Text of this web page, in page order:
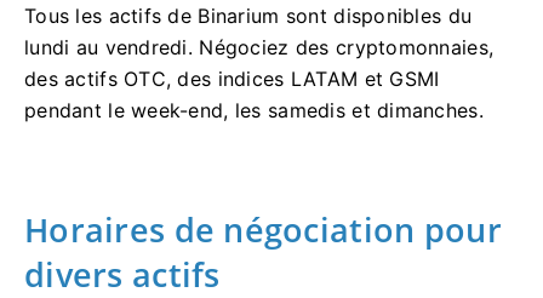
Tous les actifs de Binarium sont disponibles du
lundi au vendredi. Négociez des cryptomonnaies,
des actifs OTC, des indices LATAM et GSMI
pendant le week-end, les samedis et dimanches.
Horaires de négociation pour
divers actifs